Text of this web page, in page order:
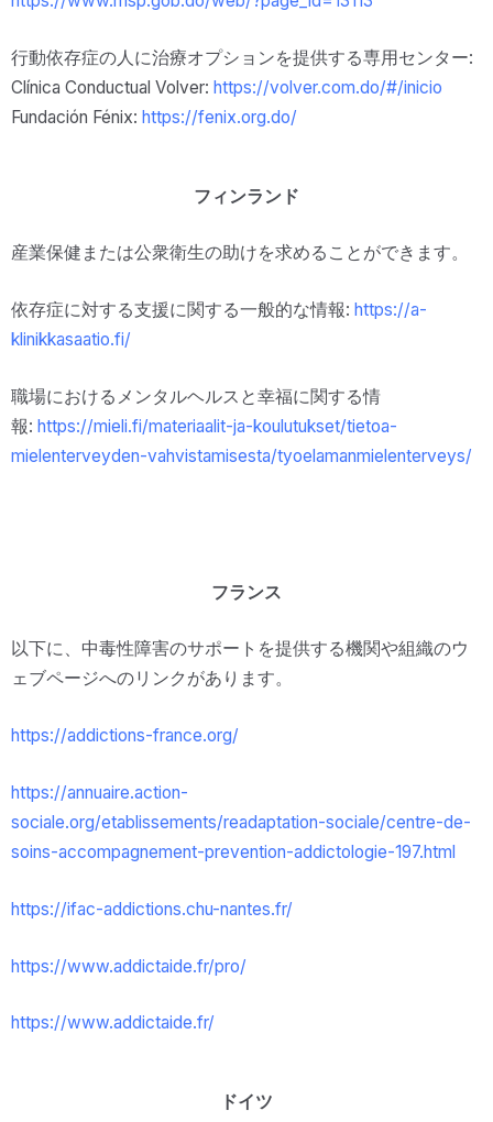
行動依存症の人に治療オプションを提供する専用センター:
Clínica Conductual Volver: https://volver.com.do/#/inicio
Fundación Fénix: https://fenix.org.do/
フィンランド
産業保健または公衆衛生の助けを求めることができます。
依存症に対する支援に関する一般的な情報: https://a-
klinikkasaatio.fi/
職場におけるメンタルヘルスと幸福に関する情
報: https://mieli.fi/materiaalit-ja-koulutukset/tietoa-
mielenterveyden-vahvistamisesta/tyoelamanmielenterveys/
フランス
以下に、中毒性障害のサポートを提供する機関や組織のウ
ェブページへのリンクがあります。
https://addictions-france.org/
https://annuaire.action-
sociale.org/etablissements/readaptation-sociale/centre-de-
soins-accompagnement-prevention-addictologie-197.html
https://ifac-addictions.chu-nantes.fr/
https://www.addictaide.fr/pro/
https://www.addictaide.fr/
ドイツ